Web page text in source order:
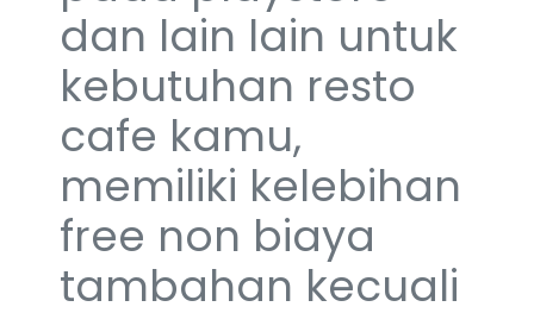
dan lain lain untuk
kebutuhan resto
cafe kamu,
memiliki kelebihan
free non biaya
tambahan kecuali